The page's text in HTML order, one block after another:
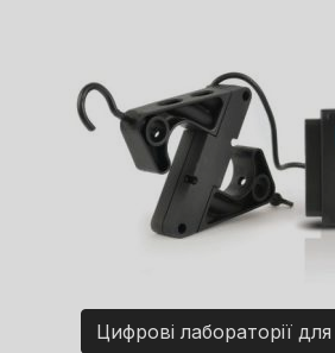
Цифрові лабораторії для